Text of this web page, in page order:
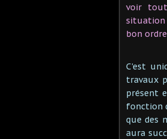
voir
situation
bon
C'est
travaux
présent
fonction
que des
aura